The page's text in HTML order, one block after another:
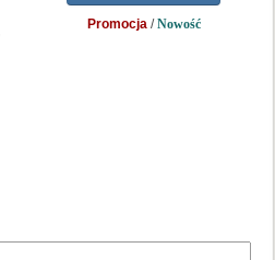
Promocja/Nowość